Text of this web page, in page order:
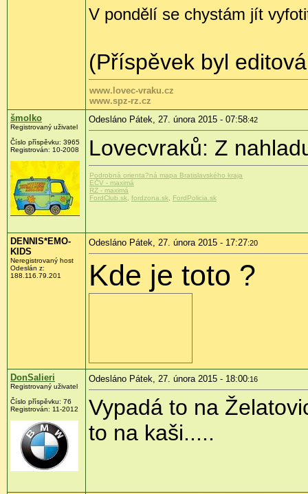
V pondělí se chystám jít
(Příspěvek byl
www.lovec-vraku.cz
www.spz-rz.cz
šmolko
Registrovaný uživatel
Číslo příspěvku: 3965
Registrován: 10-2008
Odesláno Pátek, 27. února 2015 - 07:58:42
Lovecvraků: Z
Podrobná orienta?ná mapa Bratislavského kraja
EČV - maximá
RZ - maximá
FordClub.sk fordzona.sk FordPolicia.sk
DENNIS*EMO-
KIDS
Neregistrovaný host
Odeslán z:
188.116.79.201
Odesláno Pátek, 27. února 2015 - 17:27:20
Kde je toto ?
DonSalieri
Registrovaný uživatel
Číslo příspěvku: 76
Registrován: 11-2012
Odesláno Pátek, 27. února 2015 - 18:00:16
Vypadá to na
to na kaši.....